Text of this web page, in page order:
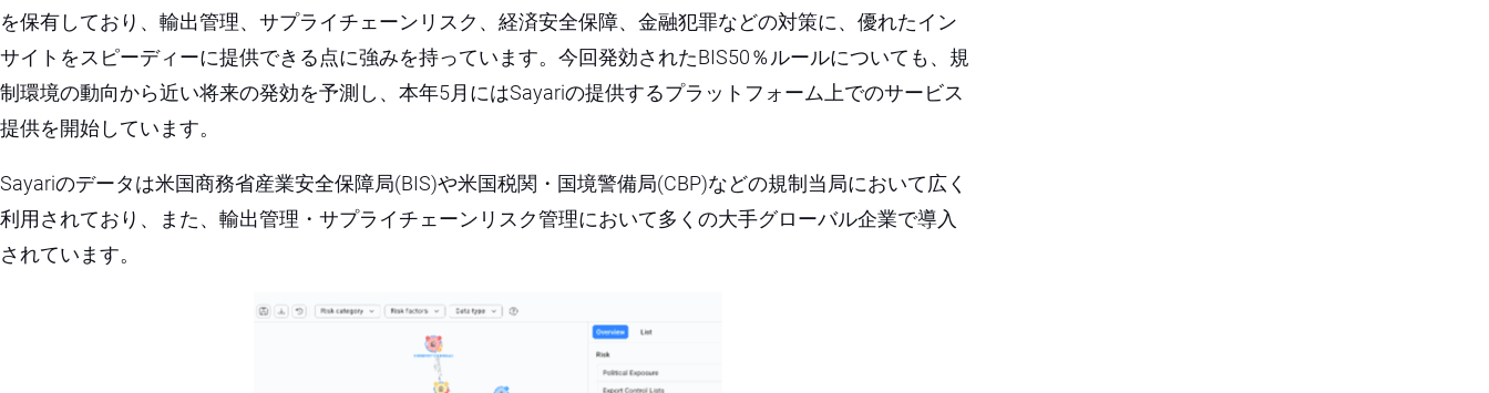
を保有しており、輸出管理、サプライチェーンリスク、経済安全保障、金融犯罪などの対策に、優れたイン
サイトをスピーディーに提供できる点に強みを持っています。今回発効されたBIS50％ルールについても、規
制環境の動向から近い将来の発効を予測し、本年5月にはSayariの提供するプラットフォーム上でのサービス
提供を開始しています。
Sayariのデータは米国商務省産業安全保障局(BIS)や米国税関・国境警備局(CBP)などの規制当局において広く
利用されており、また、輸出管理・サプライチェーンリスク管理において多くの大手グローバル企業で導入
されています。